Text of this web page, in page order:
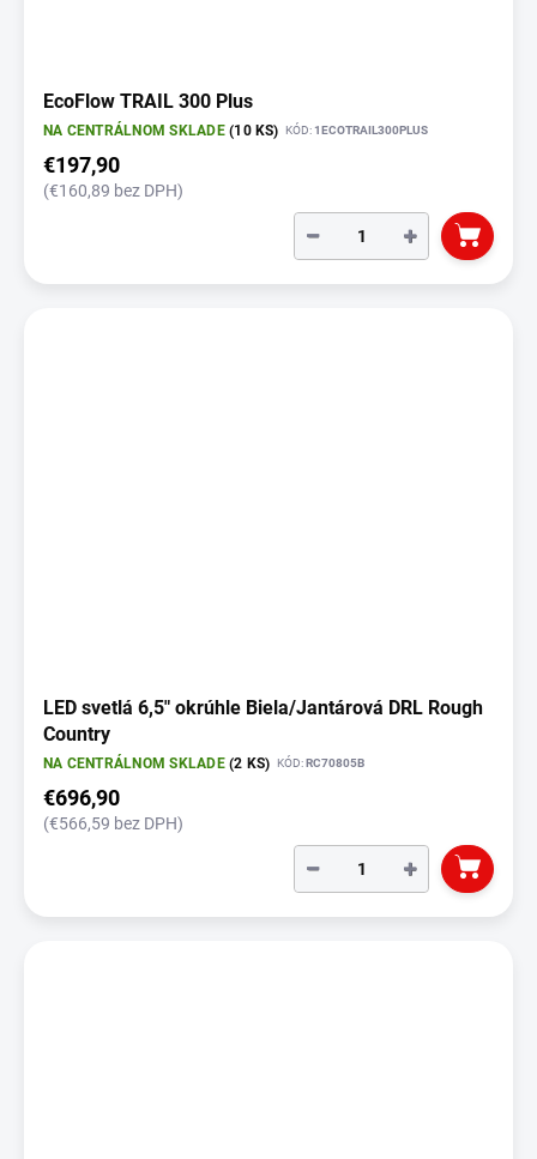
EcoFlow TRAIL 300 Plus
NA CENTRÁLNOM SKLADE(10 KS) KÓD:1ECOTRAIL300PLUS
€197,90
(€160,89 bez DPH)
+
−
LED svetlá 6,5" okrúhle Biela/Jantárová DRL Rough
Country
NA CENTRÁLNOM SKLADE(2 KS) KÓD:RC70805B
€696,90
(€566,59 bez DPH)
+
−